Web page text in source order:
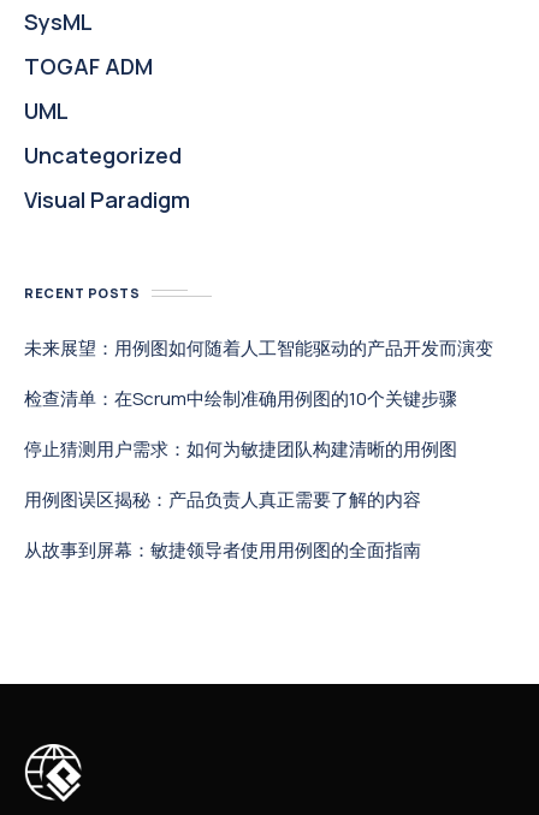
SysML
TOGAF ADM
UML
Uncategorized
Visual Paradigm
RECENT POSTS
未来展望：用例图如何随着人工智能驱动的产品开发而演变
检查清单：在Scrum中绘制准确用例图的10个关键步骤
停止猜测用户需求：如何为敏捷团队构建清晰的用例图
用例图误区揭秘：产品负责人真正需要了解的内容
从故事到屏幕：敏捷领导者使用用例图的全面指南